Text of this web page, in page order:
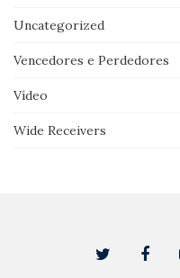
Uncategorized
Vencedores e Perdedores
Vídeo
Wide Receivers